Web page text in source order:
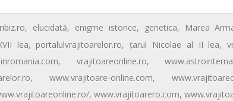
, elucidată, enigme istorice, genetica,
Marea
lea, portalulvrajitoarelor.ro,ţarul Nicolae al II lea,
, vrajitoareonline.ro,
,www.vrajitoare-online.com,
,www.vrajitoarero.com,